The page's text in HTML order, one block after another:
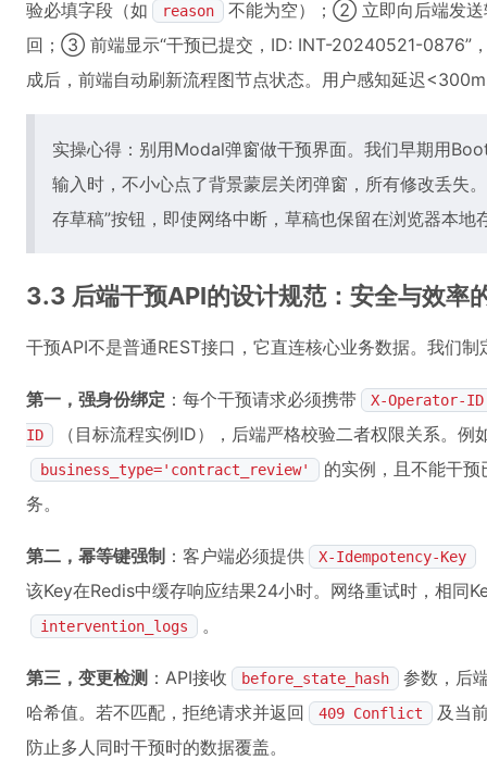
验必填字段（如
reason
不能为空）；② 立即向后端发送
回；③ 前端显示“干预已提交，ID: INT-20240521-0876”
成后，前端自动刷新流程图节点状态。用户感知延迟
实操心得：别用Modal弹窗做干预界面。我们早期用
输入时，不小心点了背景蒙层关闭弹窗，所有修改丢失
存草稿”按钮，即使网络中断，草稿也保留在浏览器本地
3.3 后端干预API的设计规范：安全与效率
干预API不是普通REST接口，它直连核心业务数据。我们制
第一，强身份绑定 ：每个干预请求必须携带
X-Operator-ID
ID
（目标流程实例ID），后端严格校验二者权限关系。例
business_type='contract_review'
的实例，且不能干预
务。
第二，幂等键强制 ：客户端必须提供 X-Idempotency-Key
该Key在Redis中缓存响应结果24小时。网络重试时，相同
intervention_logs 。
第三，变更检测 ：API接收 before_state_hash
参数，后
哈希值。若不匹配，拒绝请求并返回
409 Conflict
及当
防止多人同时干预时的数据覆盖。